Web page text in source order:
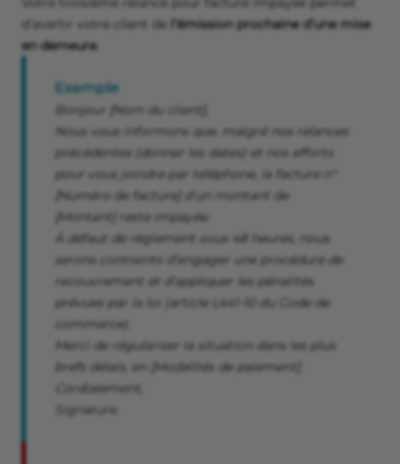
d’avertir votre client de
l’émission prochaine d’une mise
en demeure.
Exemple
Bonjour
[Nom du client],
Nous vous informons que, malgré nos relances
précédentes (donner les dates) et nos efforts
pour vous joindre par téléphone, la facture n°
[Numéro de facture] d’un montant de
[Montant] reste impayée.
À défaut de règlement sous 48 heures, nous
serons contraints d’engager une procédure de
recouvrement et d’appliquer les pénalités
prévues par la loi (article L441-10 du Code de
commerce).
Merci de régulariser la situation dans les plus
brefs délais, en [Modalités de paiement].
Cordialement,
Signature.